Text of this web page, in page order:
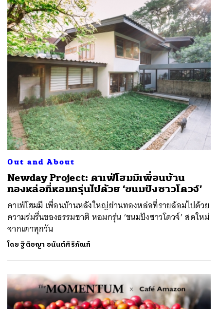
Out and About
Newday Project: คาเฟ่โฮมมีเพื่อนบ้าน
ทองหล่อที่หอมกรุ่นไปด้วย ‘ขนมปังซาวโดวจ์’
คาเฟ่โฮมมี เพื่อนบ้านหลังใหญ่ย่านทองหล่อที่รายล้อมไปด้วย
ความร่มรื่นของธรรมชาติ หอมกรุ่น ‘ขนมปังซาวโดวจ์’ สดใหม่
จากเตาทุกวัน
โดยฐิติชญา อนันต์ศิริภัณฑ์